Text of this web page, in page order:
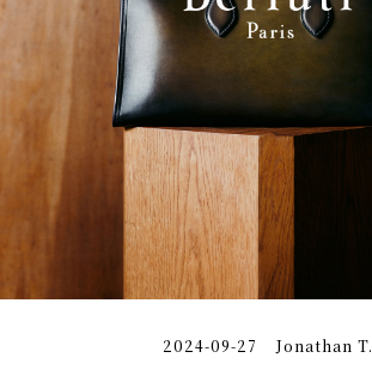
Jonathan T.
2024-09-27